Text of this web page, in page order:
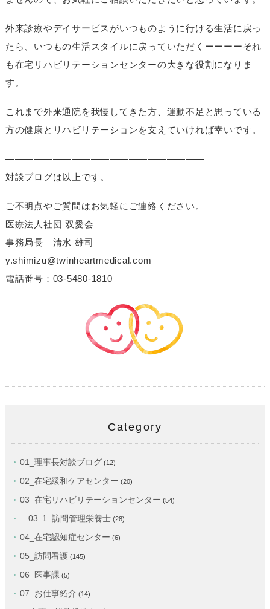
外来診療やデイサービスがいつものように行ける生活に戻っ
たら、いつもの生活スタイルに戻っていただくーーーーそれ
も在宅リハビリテーションセンターの大きな役割になりま
す。
これまで外来通院を我慢してきた方、運動不足と思っている
方の健康とリハビリテーションを支えていければ幸いです。
—————————————————————
対談ブログは以上です。
ご不明点やご質問はお気軽にご連絡ください。
医療法人社団 双愛会
事務局長 清水 雄司
y.shimizu@twinheartmedical.com
電話番号：03-5480-1810
Category
01_理事長対談ブログ (12)
02_在宅緩和ケアセンター (20)
03_在宅リハビリテーションセンター (54)
03ｰ1_訪問管理栄養士(28)
04_在宅認知症センター (6)
05_訪問看護 (145)
06_医事課 (5)
07_お仕事紹介 (14)